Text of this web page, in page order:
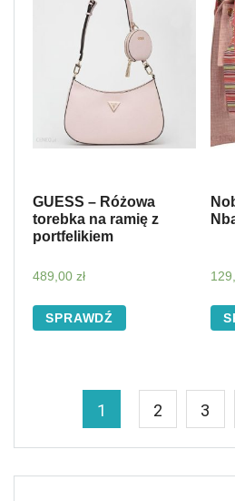
GUESS – Różowa
torebka na ramię z
portfelikiem
489,00 zł
SPRAWDŹ
1 2 3